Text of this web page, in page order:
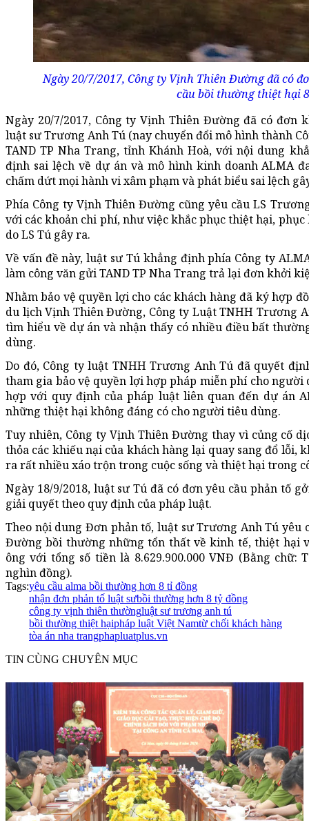
Ngày 20/7/2017, Công ty Vịnh Thiên Đường đã có
cầu bồi thường thiệt hại
Ngày 20/7/2017, Công ty Vịnh Thiên Đường đã có đơn
luật sư Trương Anh Tú (nay chuyển đổi mô hình thành
TAND TP Nha Trang, tỉnh Khánh Hoà, với nội dung
định sai lệch về dự án và mô hình kinh doanh ALMA
chấm dứt mọi hành vi xâm phạm và phát biểu sai lệch
Phía Công ty Vịnh Thiên Đường cũng yêu cầu LS
với các khoản chi phí, như việc khắc phục thiệt hại,
do LS Tú gây ra.
Về vấn đề này, luật sư Tú khẳng định phía Công ty
làm công văn gửi TAND TP Nha Trang trả lại đơn khởi
Nhằm bảo vệ quyền lợi cho các khách hàng đã ký hợp
du lịch Vịnh Thiên Đường, Công ty Luật TNHH Trương
tìm hiểu về dự án và nhận thấy có nhiều điều bất
dùng.
Do đó, Công ty luật TNHH Trương Anh Tú đã quyết
tham gia bảo vệ quyền lợi hợp pháp miễn phí cho
hợp với quy định của pháp luật liên quan đến dự án
những thiệt hại không đáng có cho người tiêu dùng.
Tuy nhiên, Công ty Vịnh Thiên Đường thay vì củng cố
thỏa các khiếu nại của khách hàng lại quay sang đổ lỗi,
ra rất nhiều xáo trộn trong cuộc sống và thiệt hại trong
Ngày 18/9/2018, luật sư Tú đã có đơn yêu cầu phản tố
giải quyết theo quy định của pháp luật.
Theo nội dung Đơn phản tố, luật sư Trương Anh Tú yêu
Đường bồi thường những tổn thất về kinh tế, thiệt hại
ông với tổng số tiền là 8.629.900.000 VNĐ (Bằng
nghìn đồng).
Tags:yêu cầu alma bồi thường hơn 8 tỉ đồng
nhận đơn phản tố luật sưbồi thường hơn 8 tỷ đồng
công ty vịnh thiên thườngluật sư trương anh tú
bồi thường thiệt hạipháp luật Việt Namtừ chối khách hàng
tòa án nha trangphapluatplus.vn
TIN CÙNG CHUYÊN MỤC